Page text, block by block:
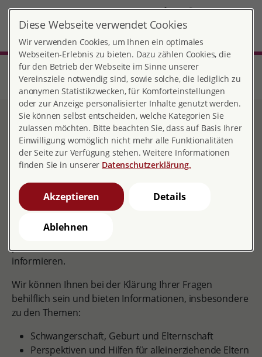
DE
Start Baden-Württemberg
Beratungsstelle Karlsruhe
Beratungsangebote
Sozialrechtliche und psychosoziale Beratung in der Schwangerschaft
Sozialrechtliche und psychosoziale
Beratung in der Schwangerschaft
Eine Schwangerschaft verändert das Leben der
Elternteils erheblich.
Deshalb können Sie sich schon während der
Veränderungen ihrer finanziellen, rechtlichen und
persönlichen Situation vor und nach der Geburt
informieren.
Wir können Ihnen bei der Klärung Ihrer Fragen
behilflich sein und bieten Informationen, insbesondere
zu den Themen:
Schwangerschaft, Geburt und Elternschaft
Perspektiven und Hilfen für alleinerziehende Eltern
Diese Webseite verwendet Cookies
Wir verwenden Cookies, um Ihnen ein optimales
Webseiten-Erlebnis zu bieten. Dazu zählen Cookies, die
für den Betrieb der Webseite im Sinne unserer
Vereinsziele notwendig sind, sowie solche, die lediglich zu
anonymen Statistikzwecken, für Komforteinstellungen
oder zur Anzeige personalisierter Inhalte genutzt werden.
Sie können selbst entscheiden, welche Kategorien Sie
zulassen möchten. Bitte beachten Sie, dass auf Basis Ihrer
Einwilligung womöglich nicht mehr alle Funktionalitäten
der Seite zur Verfügung stehen. Weitere Informationen
finden Sie in unserer Datenschutzerklärung.
Akzeptieren Details
Ablehnen